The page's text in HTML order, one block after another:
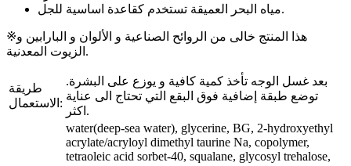
مياه البحر العميقة تستخدم كقاعدة اساسية للجل.
※هذا المنتج خالى من الروائح الصناعية و الألوان و البارابين و
الزيوت المعدنية.
طريقة
الاستعمال:
بعد غسل الوجه تأخذ كمية كافية و يوزع على البشرة.
توضع طبقة إضافية فوق البقع التي تحتاج الى عناية
اكثر.
water(deep-sea water), glycerine, BG, 2-hydroxyethyl
acrylate/acryloyl dimethyl taurine Na, copolymer,
tetraoleic acid sorbet-40, squalane, glycosyl trehalose,